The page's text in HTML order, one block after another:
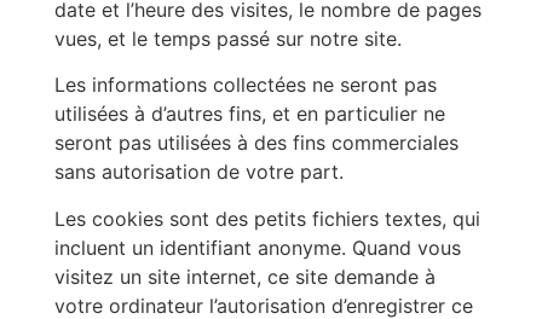
date et l’heure des visites, le nombre de pages
vues, et le temps passé sur notre site.
Les informations collectées ne seront pas
utilisées à d’autres fins, et en particulier ne
seront pas utilisées à des fins commerciales
sans autorisation de votre part.
Les cookies sont des petits fichiers textes, qui
incluent un identifiant anonyme. Quand vous
visitez un site internet, ce site demande à
votre ordinateur l’autorisation d’enregistrer ce